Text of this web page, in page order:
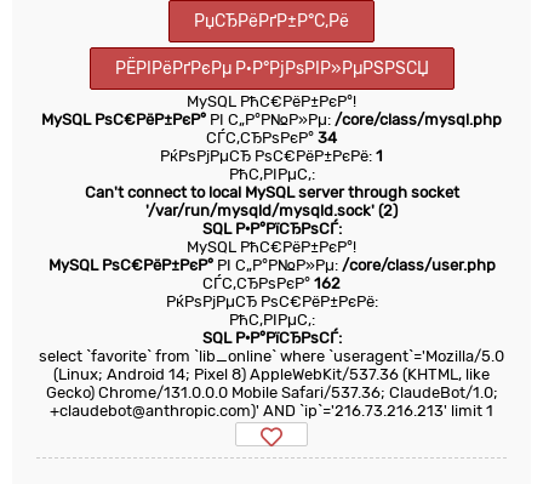
РџСЂРёРґР±Р°С‚Рё
РЁРІРёРґРєРµ Р·Р°РјРѕРІР»РµРЅРЅСЏ
MySQL РћС€РёР±РєР°!
MySQL РѕС€РёР±РєР° РІ С„Р°Р№Р»Рµ: /core/class/mysql.php
СЃС‚СЂРѕРєР° 34
РќРѕРјРµСЂ РѕС€РёР±РєРё: 1
РћС‚РІРµС‚:
Can't connect to local MySQL server through socket
'/var/run/mysqld/mysqld.sock' (2)
SQL Р·Р°РїСЂРѕСЃ:
MySQL РћС€РёР±РєР°!
MySQL РѕС€РёР±РєР°РІ С„Р°Р№Р»Рµ: /core/class/user.php
СЃС‚СЂРѕРєР° 162
РќРѕРјРµСЂ РѕС€РёР±РєРё:
РћС‚РІРµС‚:
SQL Р·Р°РїСЂРѕСЃ:
select `favorite` from `lib_online` where `useragent`='Mozilla/5.0
(Linux; Android 14; Pixel 8) AppleWebKit/537.36 (KHTML, like
Gecko) Chrome/131.0.0.0 Mobile Safari/537.36; ClaudeBot/1.0;
+claudebot@anthropic.com)' AND `ip`='216.73.216.213' limit 1